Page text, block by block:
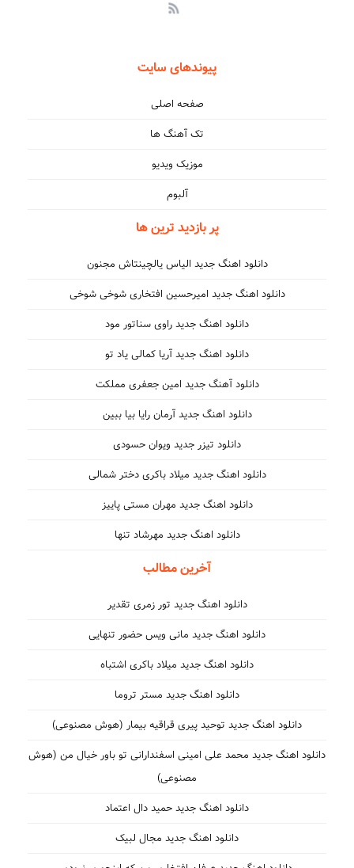
پیوندهای سایت
صفحه اصلی
تک آهنگ ها
موزیک ویدیو
آلبوم
پر بازدید ترین ها
دانلود اهنگ جدید الیاس یالچینتاش مجنون
دانلود اهنگ جدید امیرحسین افتخاری شوخی شوخی
دانلود اهنگ جدید راوی سناتور مود
دانلود اهنگ جدید آریا کمالی یاد تو
دانلود آهنگ جدید امین جعفری مملکت
دانلود اهنگ جدید آرمان رایا بیا ببین
دانلود تیزر جدید ویوان حسودی
دانلود اهنگ جدید میلاد باکری دختر شمالی
دانلود اهنگ جدید مهران مستی پاییز
دانلود اهنگ جدید مهرشاد تنها
آخرین مطالب
دانلود اهنگ جدید تور زمری تقدیر
دانلود اهنگ جدید مانی ویس حضور تنهایی
دانلود اهنگ جدید میلاد باکری اشتباه
دانلود اهنگ جدید مستر تروما
دانلود اهنگ جدید توحید پیری قراقیه بیمار (هوش مصنوعی)
دانلود اهنگ جدید محمد علی امینی اسفندارانی تو باور خیال من (هوش
مصنوعی)
دانلود اهنگ جدید حمید دال اعتماد
دانلود اهنگ جدید مجال لبیک